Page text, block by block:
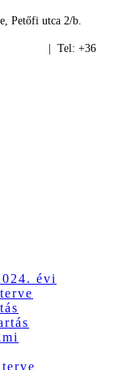
Petőfi utca 2/b.
| Tel: +36
évi